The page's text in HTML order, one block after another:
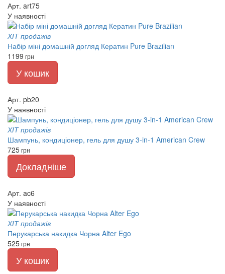
Арт. art75
У наявності
ХІТ продажів
Набір міні домашній догляд Кератин Pure Brazilian
1199 грн
У кошик
Арт. pb20
У наявності
ХІТ продажів
Шампунь, кондиціонер, гель для душу 3-in-1 American Crew
725грн
Докладніше
Арт. ac6
У наявності
ХІТ продажів
Перукарська накидка Чорна Alter Ego
525грн
У кошик